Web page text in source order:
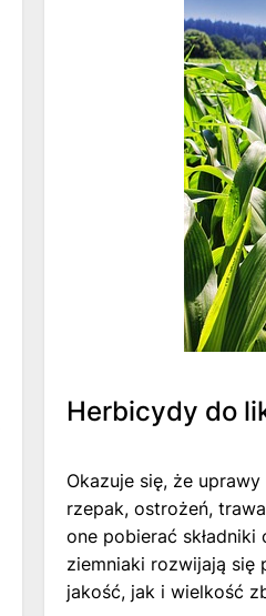
Herbicydy do
Okazuje się, że
rzepak, ostrożeń,
one pobierać
ziemniaki rozwijają się
jakość, jak i wielkość